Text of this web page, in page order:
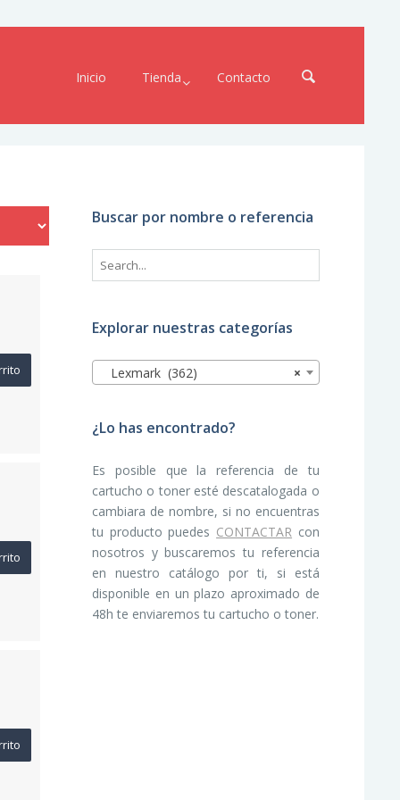
Inicio Tienda Contacto
Buscar por nombre o referencia
Explorar nuestras categorías
×
Lexmark (362)
¿Lo has encontrado?
Es posible que la referencia de tu
cartucho o toner esté descatalogada o
cambiara de nombre, si no encuentras
tu producto puedes CONTACTAR con
nosotros y buscaremos tu referencia
en nuestro catálogo por ti, si está
disponible en un plazo aproximado de
48h te enviaremos tu cartucho o toner.